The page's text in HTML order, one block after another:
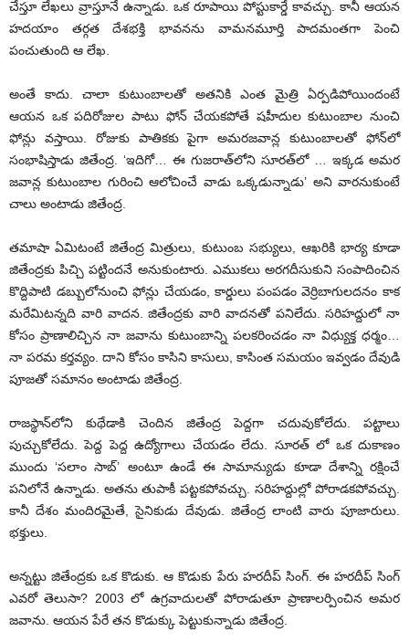
చేస్తూ లేఖలు వ్రాస్తూనే ఉన్నాడు. ఒక రూపాయి పోస్టుకార్డే కావచ్చు. కానీ ఆయన
హదయాం తర్గత దేశభక్తి భావనను వామనమూర్తి పాదమంతగా పెంచి
పంచుతుంది ఆ లేఖ.
అంతే కాదు. చాలా కుటుంబాలతో అతనికి ఎంత మైత్రి ఏర్పడిపోయిందంటే
ఆయన ఒక పదిరోజుల పాటు ఫోన్‌ చేయకపోతే షహీదుల కుటుంబాల నుంచి
ఫోన్లు వస్తాయి. రోజుకు పాతికకు పైగా అమరజవాన్ల కుటుంబాలతో ఫోన్‌లో
సంభాషిస్తాడు జితేంద్ర. ‘ఇదిగో… ఈ గుజరాత్‌లోని సూరత్‌లో … ఇక్కడ అమర
జవాన్ల కుటుంబాల గురించి ఆలోచించే వాడు ఒక్కడున్నాడు’ అని వారనుకుంటే
చాలు అంటాడు జితేంద్ర.
తమాషా ఏమిటంటే జితేంద్ర మిత్రులు, కుటుంబ సభ్యులు, ఆఖరికి భార్య కూడా
జితేంద్రకు పిచ్చి పట్టిందనే అనుకుంటారు. ఎముకలు అరగదీసుకుని సంపాదించిన
కొద్దిపాటి డబ్బులోనుంచి ఫోన్లు చేయడం, కార్డులు పంపడం వెర్రిబాగులదనం కాక
మరేమిటన్నది వారి వాదన. జితేంద్రకు వారి వాదనతో పనిలేదు. సరిహద్దులో నా
కోసం ప్రాణాలిచ్చిన నా జవాను కుటుంబాన్ని పలకరించడం నా విధ్యుక్త ధర్మం…
నా పరమ కర్తవ్యం. దాని కోసం కాసిని కాసులు, కాసింత సమయం ఇవ్వడం దేవుడి
పూజతో సమానం అంటాడు జితేంద్ర.
రాజస్థాన్‌లోని కుథేడాకి చెందిన జితేంద్ర పెద్దగా చదువుకోలేదు. పట్టాలు
పుచ్చుకోలేదు. పెద్ద పెద్ద ఉద్యోగాలు చేయడం లేదు. సూరత్‌ లో ఒక దుకాణం
ముందు ‘సలాం సాబ్‌’ అంటూ ఉండే ఈ సామాన్యుడు కూడా దేశాన్ని రక్షించే
పనిలోనే ఉన్నాడు. అతను తుపాకీ పట్టకపోవచ్చు. సరిహద్దుల్లో పోరాడకపోవచ్చు.
కానీ దేశం మందిరమైతే, సైనికుడు దేవుడు. జితేంద్ర లాంటి వారు పూజారులు.
భక్తులు.
అన్నట్టు జితేంద్రకు ఒక కొడుకు. ఆ కొడుకు పేరు హరదీప్‌ సింగ్‌. ఈ హరదీప్‌ సింగ్‌
ఎవరో తెలుసా? 2003 లో ఉగ్రవాదులతో పోరాడుతూ ప్రాణాలర్పించిన అమర
జవాను. ఆయన పేరే తన కొడుక్కు పెట్టుకున్నాడు జితేంద్ర.